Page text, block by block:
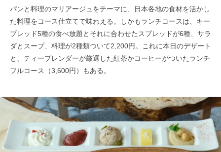
パンと料理のマリアージュをテーマに、日本各地の食材を活かし
た料理をコース仕立てで味わえる。しかもランチコースは、キー
ブレッド5種の食べ放題とそれに合わせたスプレッドが6種、サラ
ダとスープ、料理が2種類ついて2,200円。これに本日のデザート
と、ティーブレンダーが厳選した紅茶かコーヒーがついたランチ
フルコース（3,600円）もある。